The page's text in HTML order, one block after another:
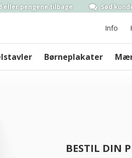
eller pengene tilbage Sød
Info
Børneplakater
BESTIL DIN